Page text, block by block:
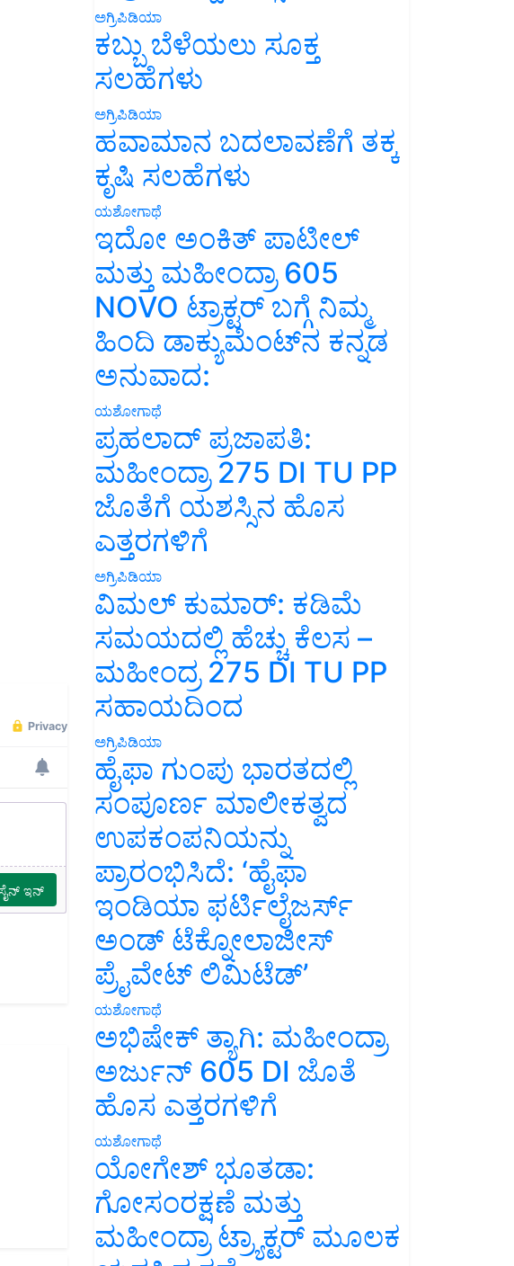
ಅಗ್ರಿಪಿಡಿಯಾ
ಕಬ್ಬು ಬೆಳೆಯಲು ಸೂಕ್ತ
ಸಲಹೆಗಳು
ಅಗ್ರಿಪಿಡಿಯಾ
ಹವಾಮಾನ ಬದಲಾವಣೆಗೆ ತಕ್ಕ
ಕೃಷಿ ಸಲಹೆಗಳು
ಯಶೋಗಾಥೆ
ಇದೋ ಅಂಕಿತ್ ಪಾಟೀಲ್
ಮತ್ತು ಮಹೀಂದ್ರಾ 605
NOVO ಟ್ರಾಕ್ಟರ್ ಬಗ್ಗೆ ನಿಮ್ಮ
ಹಿಂದಿ ಡಾಕ್ಯುಮೆಂಟ್‌ನ ಕನ್ನಡ
ಅನುವಾದ:
ಯಶೋಗಾಥೆ
ಪ್ರಹಲಾದ್ ಪ್ರಜಾಪತಿ:
ಮಹೀಂದ್ರಾ 275 DI TU PP
ಜೊತೆಗೆ ಯಶಸ್ಸಿನ ಹೊಸ
ಎತ್ತರಗಳಿಗೆ
ಅಗ್ರಿಪಿಡಿಯಾ
ವಿಮಲ್ ಕುಮಾರ್: ಕಡಿಮೆ
ಸಮಯದಲ್ಲಿ ಹೆಚ್ಚು ಕೆಲಸ –
ಮಹೀಂದ್ರ 275 DI TU PP
ಸಹಾಯದಿಂದ
ಅಗ್ರಿಪಿಡಿಯಾ
ಹೈಫಾ ಗುಂಪು ಭಾರತದಲ್ಲಿ
ಸಂಪೂರ್ಣ ಮಾಲೀಕತ್ವದ
ಉಪಕಂಪನಿಯನ್ನು
ಪ್ರಾರಂಭಿಸಿದೆ: ‘ಹೈಫಾ
ಇಂಡಿಯಾ ಫರ್ಟಿಲೈಜರ್ಸ್
ಅಂಡ್ ಟೆಕ್ನೋಲಾಜೀಸ್
ಪ್ರೈವೇಟ್ ಲಿಮಿಟೆಡ್’
ಯಶೋಗಾಥೆ
ಅಭಿಷೇಕ್ ತ್ಯಾಗಿ: ಮಹೀಂದ್ರಾ
ಅರ್ಜುನ್ 605 DI ಜೊತೆ
ಹೊಸ ಎತ್ತರಗಳಿಗೆ
ಯಶೋಗಾಥೆ
ಯೋಗೇಶ್ ಭೂತಡಾ:
ಗೋಸಂರಕ್ಷಣೆ ಮತ್ತು
ಮಹೀಂದ್ರಾ ಟ್ರ್ಯಾಕ್ಟರ್ ಮೂಲಕ